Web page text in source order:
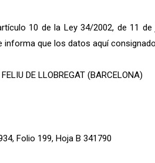
10 de la Ley 34/2002, de 11
le informa que los datos aquí
DE LLOBREGAT (BARCELONA)
Folio 199, Hoja B 341790